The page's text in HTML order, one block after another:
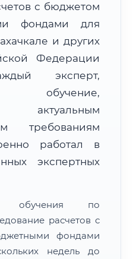
увеличения и просмотра
с бюджетом
фондами для
и других
Федерации
эксперт,
обучение,
актуальным
требованиям
работал в
экспертных
обучения по
расчетов с
фондами
недель до